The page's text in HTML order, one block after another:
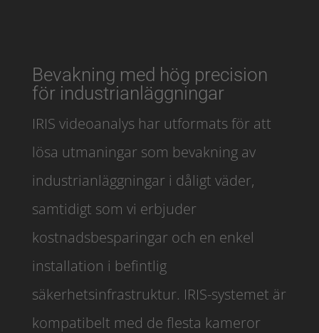
Bevakning med hög precision
för industrianläggningar
IRIS videoanalys har utformats för att
lösa utmaningar som bevakning av
industrianläggningar i dåligt väder,
samtidigt som vi erbjuder
kostnadsbesparingar och en enkel
installation i befintlig
säkerhetsinfrastruktur. IRIS-systemet är
kompatibelt med de flesta kameror